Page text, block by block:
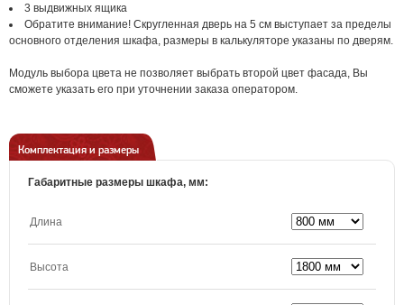
3 выдвижных ящика
Обратите внимание! Скругленная дверь на 5 см выступает за пределы
основного отделения шкафа, размеры в калькуляторе указаны по дверям.
Модуль выбора цвета не позволяет выбрать второй цвет фасада, Вы
сможете указать его при уточнении заказа оператором.
Комплектация и размеры
Габаритные размеры шкафа, мм:
Длина
Высота